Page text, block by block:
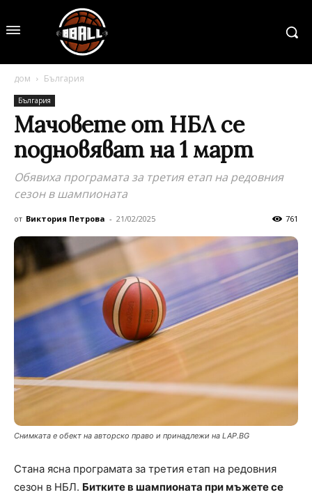
дом България
България
Mачовете от НБЛ се
подновяват на 1 март
Обявиха програмата за третия етап на редовния
сезон в шампионата
от Виктория Петрова - 21/02/2025 761
Снимката е обект на авторско право и принадлежи на LAP.BG
Стана ясна програмата за третия етап на редовния
сезон в НБЛ. Битките в шампионата при мъжете се